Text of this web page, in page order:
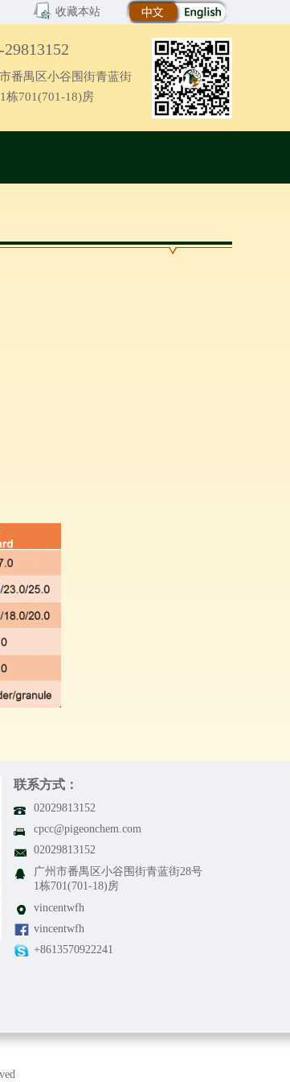
收藏本站
29813152
番禺区小谷围街青蓝街
栋701(701-18)房
联系方式：
02029813152
cpcc@pigeonchem.com
02029813152
广州市番禺区小谷围街青蓝街28号
1栋701(701-18)房
vincentwfh
vincentwfh
+8613570922241